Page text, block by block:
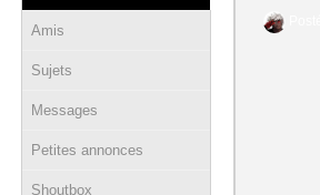
Amis
Sujets
Messages
Petites annonces
Shoutbox